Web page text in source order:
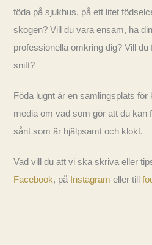
föda på sjukhus, på ett litet
skogen? Vill du vara ensam, ha
professionella omkring dig? Vill du
snitt?
Föda lugnt är en samlingsplats
media om vad som gör att du kan
sånt som är hjälpsamt och klokt.
Vad vill du att vi ska skriva eller
Facebook, på Instagrameller till